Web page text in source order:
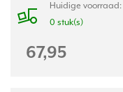
Huidige voorraad:
0 stuk(s)
67,95